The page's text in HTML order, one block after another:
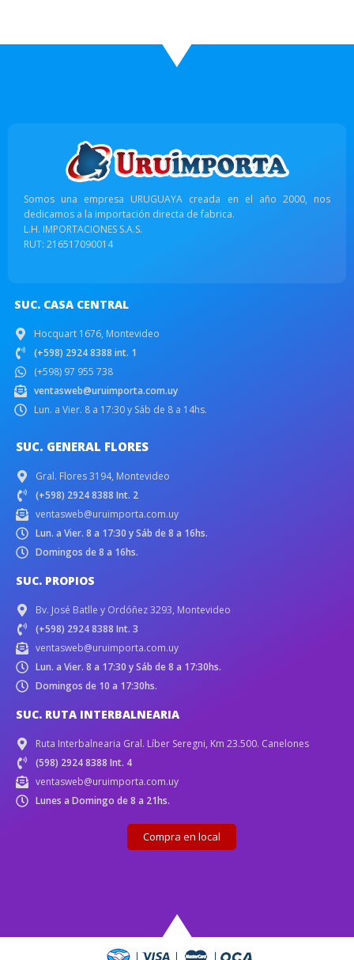
Somos una empresa URUGUAYA creada en el año 2000, nos
dedicamos a la importación directa de fabrica.
L.H. IMPORTACIONES S.A.S.
RUT: 216517090014
SUC. CASA CENTRAL
Hocquart 1676, Montevideo
(+598) 2924 8388 int. 1
(+598) 97 955 738
ventasweb@uruimporta.com.uy
Lun. a Vier. 8 a 17:30 y Sáb de 8 a 14hs.
SUC. GENERAL FLORES
Gral. Flores 3194, Montevideo
(+598) 2924 8388 Int. 2
ventasweb@uruimporta.com.uy
Lun. a Vier. 8 a 17:30 y Sáb de 8 a 16hs.
Domingos de 8 a 16hs.
SUC. PROPIOS
Bv. José Batlle y Ordóñez 3293, Montevideo
(+598) 2924 8388 Int. 3
ventasweb@uruimporta.com.uy
Lun. a Vier. 8 a 17:30 y Sáb de 8 a 17:30hs.
Domingos de 10 a 17:30hs.
SUC. RUTA INTERBALNEARIA
Ruta Interbalnearia Gral. Líber Seregni, Km 23.500. Canelones
(598) 2924 8388 Int. 4
ventasweb@uruimporta.com.uy
Lunes a Domingo de 8 a 21hs.
Compra en local